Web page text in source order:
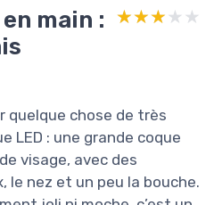
main :
★★★★★
★★★★★
quelque chose de très
LED : une grande coque
visage, avec des
le nez et un peu la bouche.